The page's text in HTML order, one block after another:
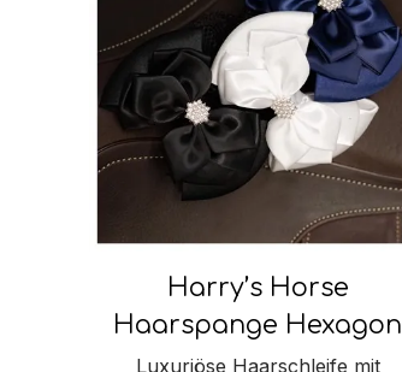
Harry’s Horse
Haarspange Hexagon
Luxuriöse Haarschleife mit